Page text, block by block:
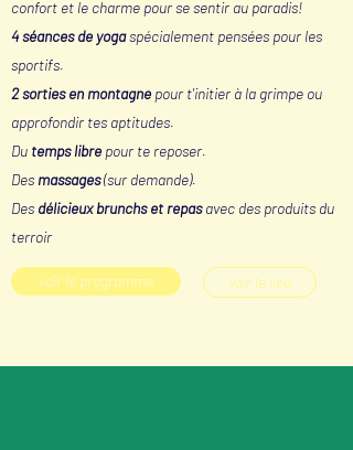
confort et le charme pour se sentir au paradis!
4 séances de yogaspécialement pensées pour les
sportifs.
2 sorties en montagne pour t'initier à la grimpe ou
approfondir tes aptitudes.
Du temps libre pour te reposer.
Des massages(sur demande).
Des délicieux brunchs et repasavec des produits du
terroir
voir le programme voir le lieu